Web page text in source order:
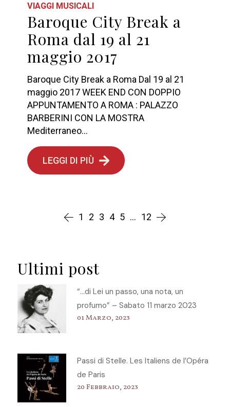
VIAGGI MUSICALI
Baroque City Break a
Roma dal 19 al 21
maggio 2017
Baroque City Break a Roma Dal 19 al 21
maggio 2017 WEEK END CON DOPPIO
APPUNTAMENTO A ROMA : PALAZZO
BARBERINI CON LA MOSTRA
Mediterraneo...
LEGGI DI PIÙ
1 2 3 4 5 … 12
Ultimi post
“…di Lei un passo, una nota, un
profumo” – Sabato 11 marzo 2023
01 Marzo, 2023
Passi di Stelle. Les Italiens de l’Opéra
de Paris
20 Febbraio, 2023